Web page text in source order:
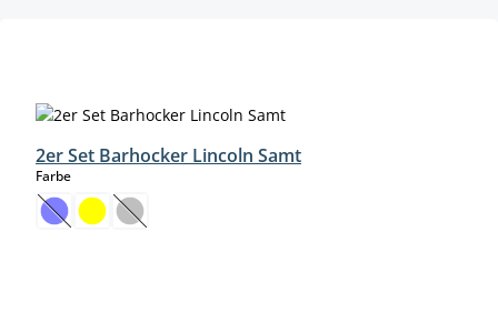
2er Set Barhocker Lincoln Samt
Farbeauswählen
(Diese Option ist zurzeit nicht verfügbar.)
(Diese Option ist zurzeit nicht verfügbar.)